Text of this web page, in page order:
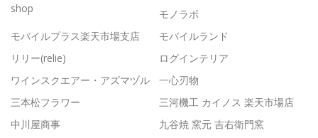
shop
モノラボ
モバイルプラス楽天市場支店
モバイルランド
リリー(relie)
ログインテリア
ワインスクエアー・アズマヅル
一心刃物
三本松フラワー
三河機工 カイノス 楽天市場店
中川屋商事
九谷焼 窯元 吉右衛門窯